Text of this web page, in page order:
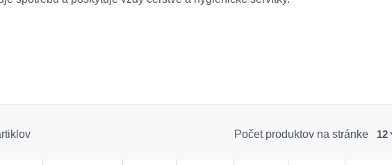
Počet produktov na stránke